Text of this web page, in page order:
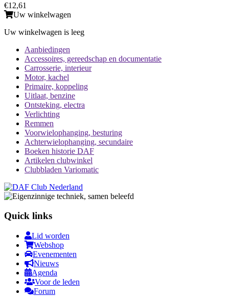
€12,61
Uw winkelwagen
Uw winkelwagen is leeg
Aanbiedingen
Accessoires, gereedschap en documentatie
Carrosserie, interieur
Motor, kachel
Primaire, koppeling
Uitlaat, benzine
Ontsteking, electra
Verlichting
Remmen
Voorwielophanging, besturing
Achterwielophanging, secundaire
Boeken historie DAF
Artikelen clubwinkel
Clubbladen Variomatic
Quick links
Lid worden
Webshop
Evenementen
Nieuws
Agenda
Voor de leden
Forum